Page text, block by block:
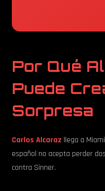
Por Qué
Puede
Sorpresa
Carlos Alcaraz llega a
español no acepta perder
contra Sinner.